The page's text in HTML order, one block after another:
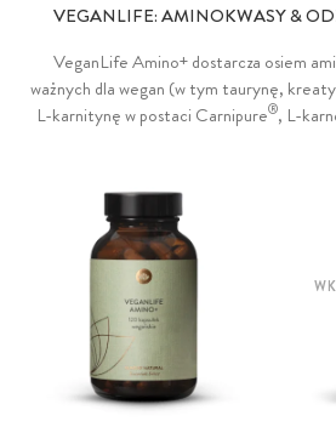
VEGANLIFE: AMINOKWASY &
VeganLife Amino+ dostarcza osiem
ważnych dla wegan (w tym taurynę,
L-karnitynę w postaci Carnipure®, L-
zawartości białka, 76% aminokwasów)
aminokwasów, specjalnie i MAP-oriented
roślin i jest uzupełnione 6 ważnymi